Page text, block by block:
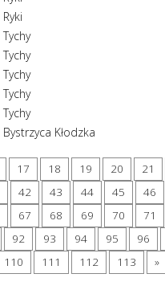
Ryki
Tychy
Tychy
Tychy
Tychy
Tychy
Bystrzyca Kłodzka
17 18 19 20 21
42 43 44 45 46
67 68 69 70 71
92 93 94 95 96
110 111 112 113 »